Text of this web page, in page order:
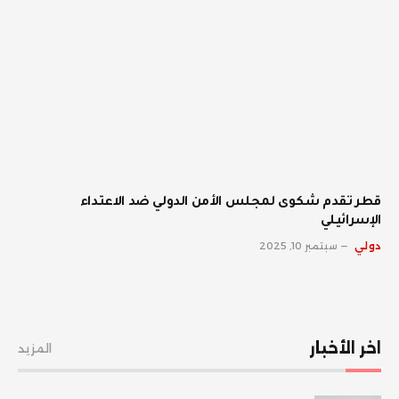
قطر تقدم شكوى لمجلس الأمن الدولي ضد الاعتداء
الإسرائيلي
دولي سبتمبر 10, 2025
اخر الأخبار المزيد